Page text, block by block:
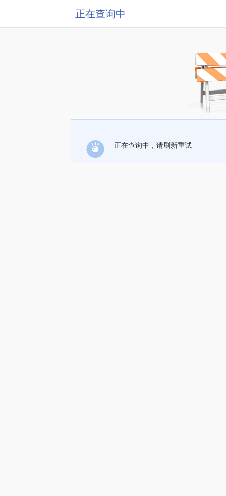
正在查询中
正在查询中，请刷新重试